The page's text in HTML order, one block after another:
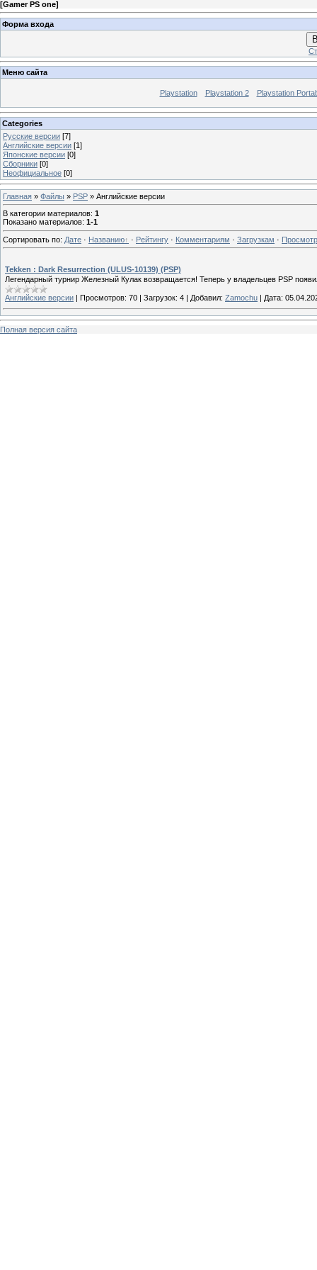
[Gamer PS one]
Форма входа
Меню сайта
Playstation Playstation 2 Playstation
Categories
Русские версии [7]
Английские версии [1]
Японские версии [0]
Сборники [0]
Неофициальное [0]
Главная » Файлы » PSP » Английские версии
В категории материалов: 1
Показано материалов: 1-1
Сортировать по: Дате · Названию · Рейтингу · Комментариям · Загрузкам ·
Tekken : Dark Resurrection (ULUS-10139) (PSP)
Легендарный турнир Железный Кулак возвращается! Теперь у владельцев PSP
Английские версии Просмотров: 70 Загрузок: 4 Добавил: Zamochu Дата:
Полная версия сайта